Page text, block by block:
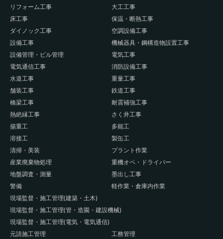
リフォーム工事
大工工事
床工事
保温・断熱工事
ダイノック工事
空調設備工事
設備工事
機械器具・鋼構造物設置工事
設備管理・ビル管理
電気工事
電気通信工事
消防設備工事
水道工事
重量工事
舗装工事
鉄道工事
橋梁工事
耐震補強工事
熱絶縁工事
さく井工事
揚重工
多能工
溶接工
製缶工
清掃・美装
プラント作業
産業廃棄物処理
重機オペ・ドライバー
地盤調査・測量
墨出し工事
警備
軽作業・倉庫内作業
現場監督・施工管理(建築・土木)
現場監督・施工管理(管・造園・建設機械)
現場監督・施工管理(電気・電気通信)
元請施工管理
工務管理